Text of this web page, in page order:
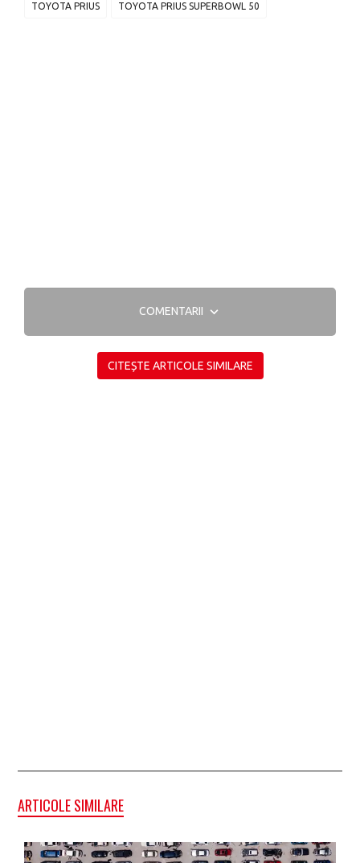
TOYOTA PRIUS TOYOTA PRIUS SUPERBOWL 50
COMENTARII
CITEȘTE ARTICOLE SIMILARE
ARTICOLE SIMILARE